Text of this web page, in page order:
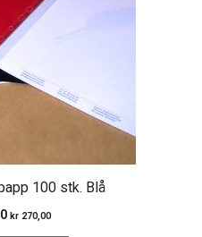
100 stk. Blå
kr 270,00